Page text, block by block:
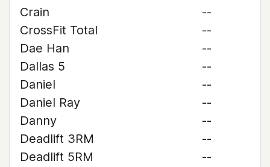
Crain
--
CrossFit Total
--
Dae Han
--
Dallas 5
--
Daniel
--
Daniel Ray
--
Danny
--
Deadlift 3RM
--
Deadlift 5RM
--